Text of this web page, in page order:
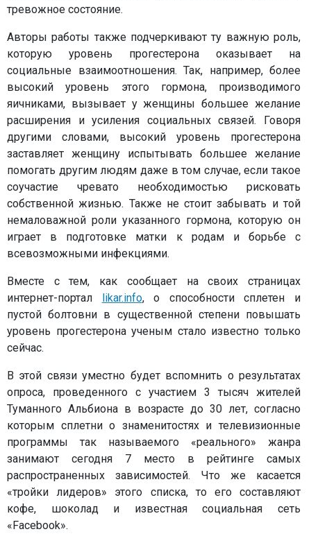
тревожное состояние.
Авторы работы также подчеркивают ту важную роль,
которую уровень прогестерона оказывает на
социальные взаимоотношения. Так, например, более
высокий уровень этого гормона, производимого
яичниками, вызывает у женщины большее желание
расширения и усиления социальных связей. Говоря
другими словами, высокий уровень прогестерона
заставляет женщину испытывать большее желание
помогать другим людям даже в том случае, если такое
соучастие чревато необходимостью рисковать
собственной жизнью. Также не стоит забывать и той
немаловажной роли указанного гормона, которую он
играет в подготовке матки к родам и борьбе с
всевозможными инфекциями.
Вместе с тем, как сообщает на своих страницах
интернет-портал likar.info, о способности сплетен и
пустой болтовни в существенной степени повышать
уровень прогестерона ученым стало известно только
сейчас.
В этой связи уместно будет вспомнить о результатах
опроса, проведенного с участием 3 тысяч жителей
Туманного Альбиона в возрасте до 30 лет, согласно
которым сплетни о знаменитостях и телевизионные
программы так называемого «реального» жанра
занимают сегодня 7 место в рейтинге самых
распространенных зависимостей. Что же касается
«тройки лидеров» этого списка, то его составляют
кофе, шоколад и известная социальная сеть
«Facebook».